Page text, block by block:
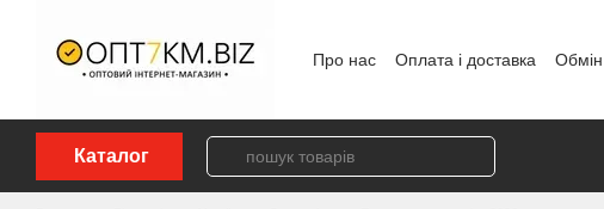
Про нас Оплата і доставка
Каталог